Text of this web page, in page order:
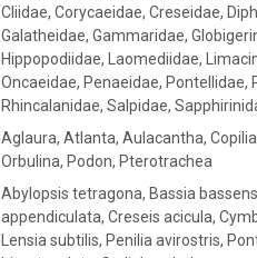
Cliidae, Corycaeidae, Creseidae,
Galatheidae, Gammaridae,
Hippopodiidae, Laomediidae,
Oncaeidae, Penaeidae,
Rhincalanidae, Salpidae,
Aglaura, Atlanta, Aulacantha,
Orbulina, Podon, Pterotrachea
Abylopsis tetragona, Bassia
appendiculata, Creseis acicula,
Lensia subtilis, Penilia avirostris,